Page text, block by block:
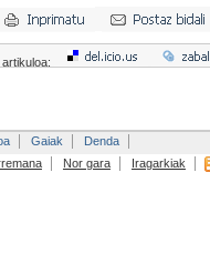
Gaiak
Denda
Nor gara Iragarkiak